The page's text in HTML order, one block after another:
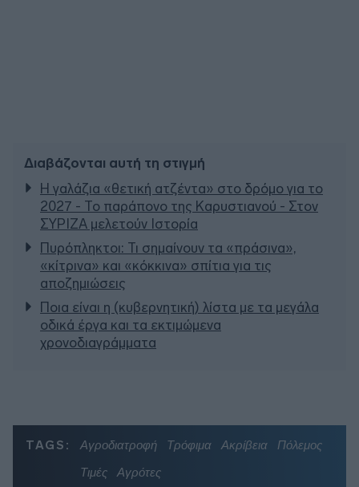
Διαβάζονται αυτή τη στιγμή
Η γαλάζια «θετική ατζέντα» στο δρόμο για το
2027 - Το παράπονο της Καρυστιανού - Στον
ΣΥΡΙΖΑ μελετούν Ιστορία
Πυρόπληκτοι: Τι σημαίνουν τα «πράσινα»,
«κίτρινα» και «κόκκινα» σπίτια για τις
αποζημιώσεις
Ποια είναι η (κυβερνητική) λίστα με τα μεγάλα
οδικά έργα και τα εκτιμώμενα
χρονοδιαγράμματα
TAGS: Αγροδιατροφή Τρόφιμα Ακρίβεια
Πόλεμος
Τιμές
Αγρότες